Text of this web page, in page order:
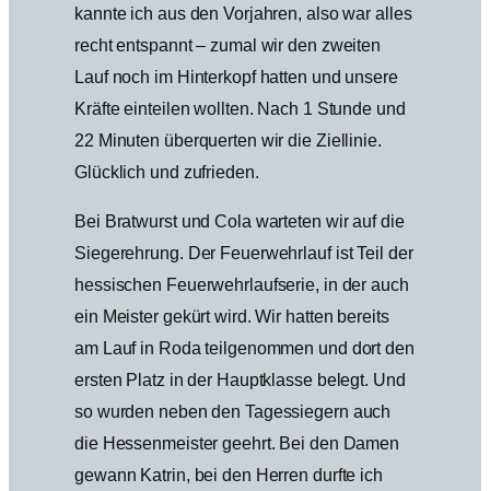
kannte ich aus den Vorjahren, also war alles
recht entspannt – zumal wir den zweiten
Lauf noch im Hinterkopf hatten und unsere
Kräfte einteilen wollten. Nach 1 Stunde und
22 Minuten überquerten wir die Ziellinie.
Glücklich und zufrieden.
Bei Bratwurst und Cola warteten wir auf die
Siegerehrung. Der Feuerwehrlauf ist Teil der
hessischen Feuerwehrlaufserie, in der auch
ein Meister gekürt wird. Wir hatten bereits
am Lauf in Roda teilgenommen und dort den
ersten Platz in der Hauptklasse belegt. Und
so wurden neben den Tagessiegern auch
die Hessenmeister geehrt. Bei den Damen
gewann Katrin, bei den Herren durfte ich